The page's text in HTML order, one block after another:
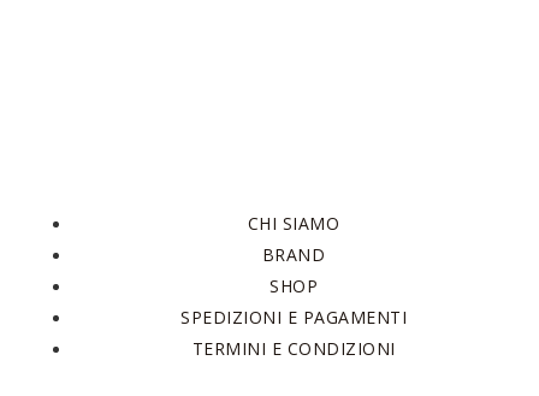
CHI SIAMO
BRAND
SHOP
SPEDIZIONI E PAGAMENTI
TERMINI E CONDIZIONI